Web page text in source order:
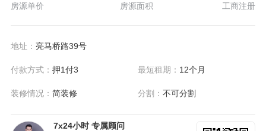
房源单价 房源面积 工商注册
地址： 亮马桥路39号
付款方式： 押1付3 最短租期： 12个月
装修情况： 简装修 分割：不可分割
7x24小时 专属顾问